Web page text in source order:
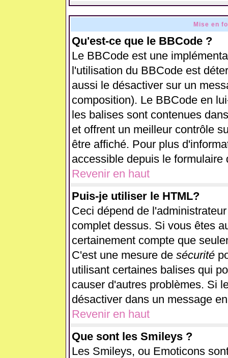
Mise en
Qu'est-ce que le BBCode ?
Le BBCode est une
l'utilisation du BBCode est
aussi le désactiver sur un
composition). Le BBCode en
les balises sont contenues
et offrent un meilleur contrôle
être affiché. Pour plus
accessible depuis le formulaire
Revenir en haut
Puis-je utiliser le HTML?
Ceci dépend de
complet dessus. Si vous êtes
certainement compte que
C'est une mesure de sécurité
utilisant certaines balises qui
causer d'autres problèmes. Si
désactiver dans un message
Revenir en haut
Que sont les Smileys ?
Les Smileys, ou Emoticons